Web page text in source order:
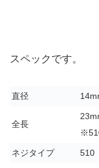
スペックです。
直径
全長
ネジタイプ 510